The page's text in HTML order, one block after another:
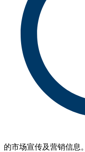
的市场宣传及营销信息。